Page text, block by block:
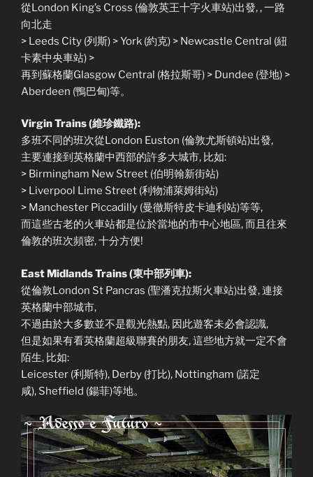
從London King’s Cross (倫敦英王十字火車站)出發, , 一路
向北走
> Leeds City (列斯) > York (約克) > Newcastle Central (紐
卡素中央車站) >
再到蘇格蘭Glasgow Central (格拉斯哥) > Dundee (登地) >
Aberdeen (鴨巴甸)等。
Virgin Trains (維珍鐵路):
多班不同的班次從London Euston (倫敦尤斯頓站)出發,
主要連接到英格蘭中西部的許多大城市, 比如:
> Birmingham New Street (伯明翰新街站)
> Liverpool Lime Street (利物浦萊姆街站)
> Manchester Piccadilly (曼徹斯特皮卡迪利站)等等,
而這些古老的火車站都是位於當地的市中心地區, 而且往來
倫敦的班次頻密, 十分方便!
East Midlands Trains (東中部列車):
從倫敦London St Pancras (聖潘克拉斯火車站)出發, 連接
英格蘭中部城市,
不過由於大多數並不是觀光熱點, 因此遊客未必會認識,
但是如果有看英格蘭超級聯賽的朋友, 這些地方就一定不會
陌生, 比如:
Leicester (利斯特), Derby (打比), Nottingham (諾定
咸), Sheffield (鍚菲)等地。